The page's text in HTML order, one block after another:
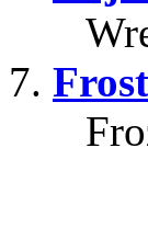
Frost